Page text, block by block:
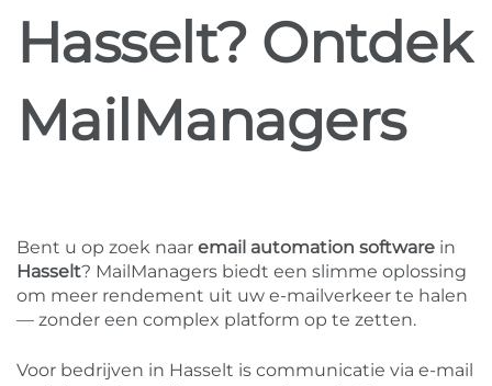
Hasselt? Ontdek
MailManagers
Bent u op zoek naar email automation software in
Hasselt? MailManagers biedt een slimme oplossing
om meer rendement uit uw e-mailverkeer te halen
— zonder een complex platform op te zetten.
Voor bedrijven in Hasselt is communicatie via e-mail